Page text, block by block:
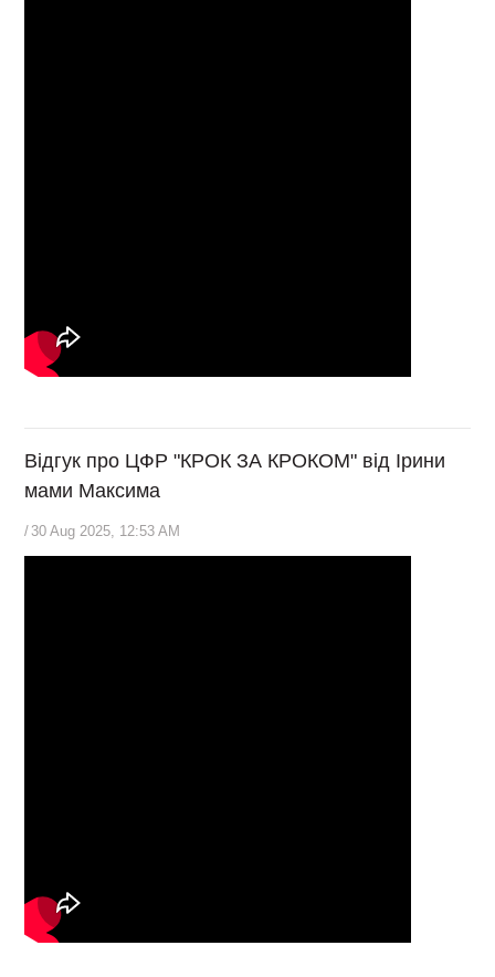
Відгук про ЦФР "КРОК ЗА КРОКОМ" від Ірини
мами Максима
/ 30 Aug 2025, 12:53 AM